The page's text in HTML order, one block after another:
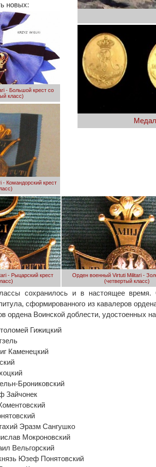
новых:
- Большой крест со
класс)
- Командорский крест
- Рыцарский крест
Орден военный Virtuti Militari -
(четвертый класс)
сохранилось и в настоящее время.
сформированного из кавалеров
ордена Воинской доблести, удостоенных
Гижицкий
Каменецкий
Брониковский
Зайчонек
Эразм Сангушко
Мокроновский
Вельгорский
Юзеф Понятовский